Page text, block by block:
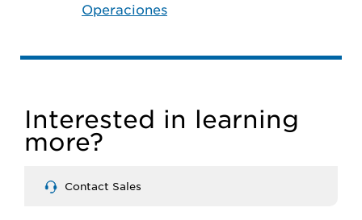
Operaciones
Interested in learning
more?
Contact Sales